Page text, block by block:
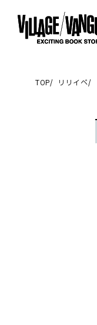
レヴァンSNSいろいろは
TOP リリイベ